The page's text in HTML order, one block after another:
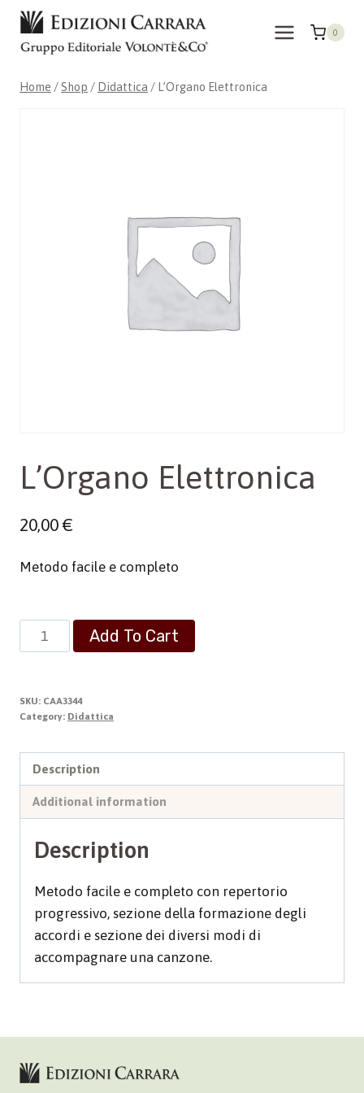
Skip
content
0
Home / Shop / Didattica / L’Organo Elettronica
L’Organo Elettronica
20,00€
Metodo facile e completo
L'Organo
Elettronica
Add To Cart
SKU: CAA3344
Category: Didattica
Description
Additional information
Description
Metodo facile e completo con repertorio
progressivo, sezione della formazione degli
accordi e sezione dei diversi modi di
accompagnare una canzone.